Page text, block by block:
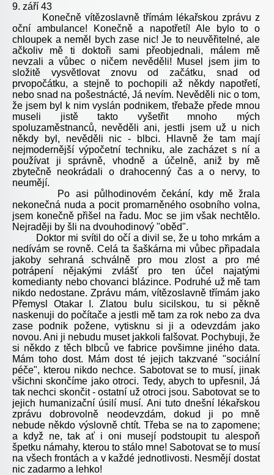
9. září 43
Konečně vítězoslavně třímám lékařskou zprávu z
oční ambulance! Konečně a napotřetí! Ale bylo to o
chloupek a neměl bych zase nic! Je to neuvěřitelné, ale
ačkoliv mě ti doktoři sami přeobjednali, málem mě
nevzali a vůbec o ničem nevěděli! Musel jsem jim to
složitě vysvětlovat znovu od začátku, snad od
prvopočátku, a stejně to pochopili až někdy napotřetí,
nebo snad na pošestnácté, Já nevím. Nevěděli nic o tom,
že jsem byl k nim vyslán podnikem, třebaže přede mnou
museli jistě takto vyšetřit mnoho mých
spoluzaměstnanců, nevěděli ani, jestli jsem už u nich
někdy byl, nevěděli nic - blbci. Hlavně že tam mají
nejmodernější výpočetní techniku, ale zacházet s ní a
používat ji správně, vhodně a účelně, aniž by mě
zbytečně neokrádali o drahocenný čas a o nervy, to
neumějí.
Po asi půlhodinovém čekání, kdy mě žrala
nekonečná nuda a pocit promarněného osobního volna,
jsem konečně přišel na řadu. Moc se jim však nechtělo.
Nejraději by šli na dvouhodinový "oběd".
Doktor mi svítil do očí a divil se, že u toho mrkám a
nedívám se rovně. Celá ta šaškárna mi vůbec připadala
jakoby sehraná schválně pro mou zlost a pro mé
potrápení nějakými zvlášť pro ten účel najatými
komedianty nebo chovanci blázince. Podruhé už mě tam
nikdo nedostane. Zprávu mám, vítězoslavně třímám jako
Přemysl Otakar I. Zlatou bulu sicilskou, tu si pěkně
naskenuji do počítače a jestli mě tam za rok nebo za dva
zase podnik požene, vytisknu si ji a odevzdám jako
novou. Ani ji nebudu muset jakkoli falšovat. Pochybuji, že
si někdo z těch blbců ve fabrice povšimne jiného data.
Mám toho dost. Mám dost té jejich takzvané "sociální
péče", kterou nikdo nechce. Sabotovat se to musí, jinak
všichni skončíme jako otroci. Tedy, abych to upřesnil, Já
tak nechci skončit - ostatní už otroci jsou. Sabotovat se to
jejich humanizační úsilí musí. Ani tuto dnešní lékařskou
zprávu dobrovolně neodevzdám, dokud ji po mně
nebude někdo výslovně chtít. Třeba se na to zapomene;
a když ne, tak ať i oni musejí podstoupit tu alespoň
špetku námahy, kterou to stálo mne! Sabotovat se to musí
na všech frontách a v každé jednotlivosti. Nesmějí dostat
nic zadarmo a lehko!